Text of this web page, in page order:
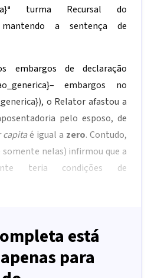
ª turma Recursal do
a sentença de
embargos de declaração
– embargos no
), o Relator afastou a
pelo esposo, de
capitaé igual a zero. Contudo,
nelas) infirmou que a
teria condições de
está
para